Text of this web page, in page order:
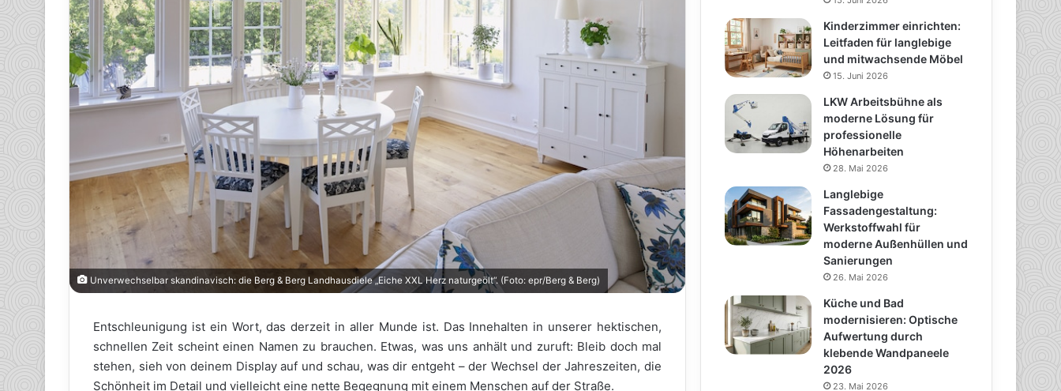
Unverwechselbar skandinavisch: die Berg & Berg Landhausdiele „Eiche XXL Herz naturgeölt“. (Foto: epr/Berg & Berg)
Entschleunigung ist ein Wort, das derzeit in aller Munde ist. Das Innehalten in unserer hektischen,
schnellen Zeit scheint einen Namen zu brauchen. Etwas, was uns anhält und zuruft: Bleib doch mal
stehen, sieh von deinem Display auf und schau, was dir entgeht – der Wechsel der Jahreszeiten, die
Schönheit im Detail und vielleicht eine nette Begegnung mit einem Menschen auf der Straße.
Kinderzimmer einrichten:
Leitfaden für langlebige
und mitwachsende Möbel
15. Juni 2026
LKW Arbeitsbühne als
moderne Lösung für
professionelle
Höhenarbeiten
28. Mai 2026
Langlebige
Fassadengestaltung:
Werkstoffwahl für
moderne Außenhüllen und
Sanierungen
26. Mai 2026
Küche und Bad
modernisieren: Optische
Aufwertung durch
klebende Wandpaneele
2026
23. Mai 2026